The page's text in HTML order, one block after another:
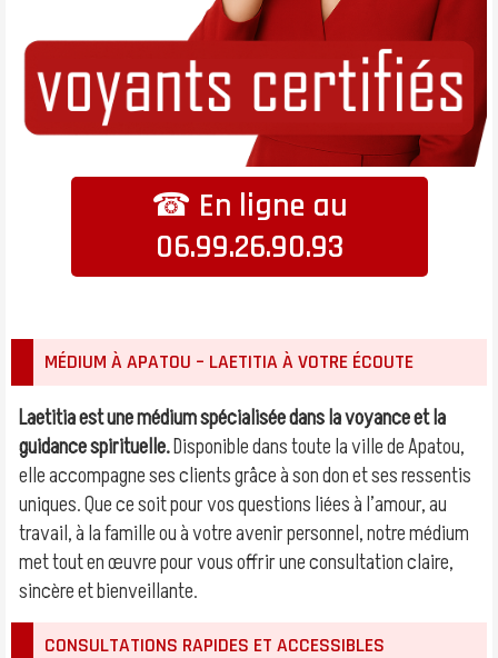
☎ En ligne au
06.99.26.90.93
MÉDIUM À APATOU – LAETITIA À VOTRE ÉCOUTE
Laetitia est une médium spécialisée dans la voyance et la
guidance spirituelle.Disponible dans toute la ville de Apatou,
elle accompagne ses clients grâce à son don et ses ressentis
uniques. Que ce soit pour vos questions liées à l’amour, au
travail, à la famille ou à votre avenir personnel, notre médium
met tout en œuvre pour vous offrir une consultation claire,
sincère et bienveillante.
CONSULTATIONS RAPIDES ET ACCESSIBLES